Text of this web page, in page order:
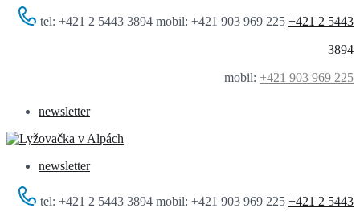
tel: +421 2 5443 3894 mobil: +421 903 969 225 +421 2 5443
3894
mobil: +421 903 969 225
newsletter
newsletter
tel: +421 2 5443 3894 mobil: +421 903 969 225 +421 2 5443